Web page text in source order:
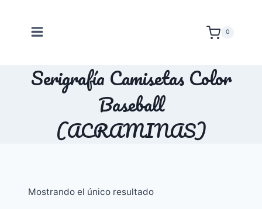
contenido
0
Serigrafía Camisetas Color
Baseball
(ACRAMINAS)
Mostrando el único resultado